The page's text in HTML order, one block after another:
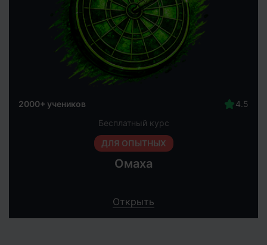
2000+ учеников
Бесплатный курс
ДЛЯ ОПЫТНЫХ
Омаха
Открыть